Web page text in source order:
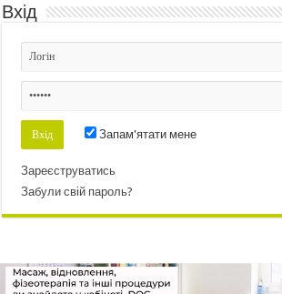
Вхід
Запам'ятати мене
Зареєструватись
Забули свій пароль?